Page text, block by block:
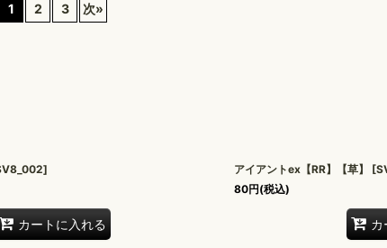
1 2 3 次»
]
カートに入れる
アイアントex【RR】【草】 [
80円(税込)
カ